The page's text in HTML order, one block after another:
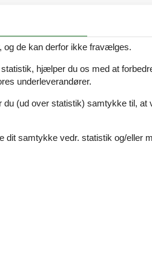
Afstand vand
2 km
Ja
og de kan derfor ikke fravælges.
hjælper du os med at
underleverandører.
(ud over statistik) samtykke til,
dit samtykke vedr. statistik og/eller